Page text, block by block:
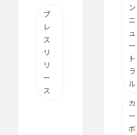
プ
レ
ス
リ
リ
ー
ス
ン
ニ
ュ
ー
ト
ラ
ル
カ
ー
ボ